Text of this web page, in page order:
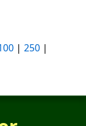
| 250 |